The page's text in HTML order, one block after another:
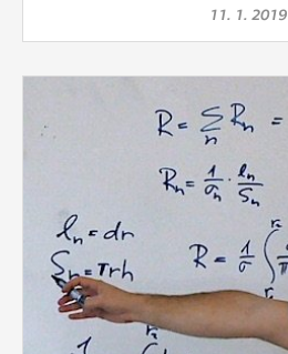
přiřazeny do některé z kategorií
uvedených výše.
11. 1. 2019